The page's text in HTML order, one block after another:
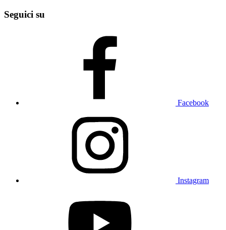
Seguici su
Facebook
Instagram